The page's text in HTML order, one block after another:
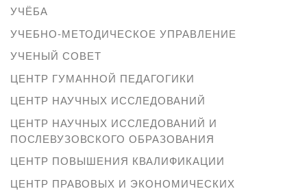
УЧЁБА
УЧЕБНО-МЕТОДИЧЕСКОЕ УПРАВЛЕНИЕ
УЧЕНЫЙ СОВЕТ
ЦЕНТР ГУМАННОЙ ПЕДАГОГИКИ
ЦЕНТР НАУЧНЫХ ИССЛЕДОВАНИЙ
ЦЕНТР НАУЧНЫХ ИССЛЕДОВАНИЙ И
ПОСЛЕВУЗОВСКОГО ОБРАЗОВАНИЯ
ЦЕНТР ПОВЫШЕНИЯ КВАЛИФИКАЦИИ
ЦЕНТР ПРАВОВЫХ И ЭКОНОМИЧЕСКИХ